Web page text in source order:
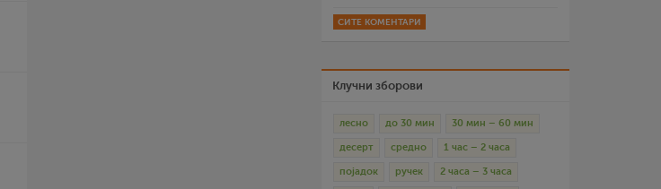
СИТЕ КОМЕНТАРИ
Клучни зборови
лесно до 30 мин 30 мин – 60 мин
десерт средно 1 час – 2 часа
појадок ручек 2 часа – 3 часа